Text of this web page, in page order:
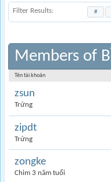
Filter Results #
Members of
Tên tài khoản
zsun
Trứng
zipdt
Trứng
zongke
Chim 3 năm tuổi